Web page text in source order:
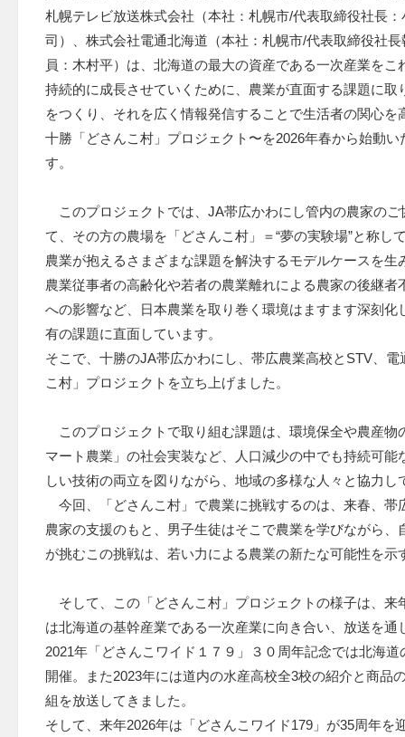
札幌テレビ放送株式会社（本社：札幌市/代表取締役社長：
司）、株式会社電通北海道（本社：札幌市/代表取締役社長
員：木村平）は、北海道の最大の資産である一次産業をこ
持続的に成長させていくために、農業が直面する課題に取
をつくり、それを広く情報発信することで生活者の関心を
十勝「どさんこ村」プロジェクト〜を2026年春から始動い
す。
このプロジェクトでは、JA帯広かわにし管内の農家のご
て、その方の農場を「どさんこ村」＝“夢の実験場”と称し
農業が抱えるさまざまな課題を解決するモデルケースを生
農業従事者の高齢化や若者の農業離れによる農家の後継
への影響など、日本農業を取り巻く環境はますます深刻
有の課題に直面しています。
そこで、十勝のJA帯広かわにし、帯広農業高校とSTV、
こ村」プロジェクトを立ち上げました。
このプロジェクトで取り組む課題は、環境保全や農産
マート農業」の社会実装など、人口減少の中でも持続可
しい技術の両立を図りながら、地域の多様な人々と協力
今回、「どさんこ村」で農業に挑戦するのは、来春、
農家の支援のもと、男子生徒はそこで農業を学びながら
が挑むこの挑戦は、若い力による農業の新たな可能性を
そして、この「どさんこ村」プロジェクトの様子は、来
は北海道の基幹産業である一次産業に向き合い、放送を通
2021年「どさんこワイド１７９」３０周年記念では北海
開催。また2023年には道内の水産高校全3校の紹介と商品
組を放送してきました。
そして、来年2026年は「どさんこワイド179」が35周年